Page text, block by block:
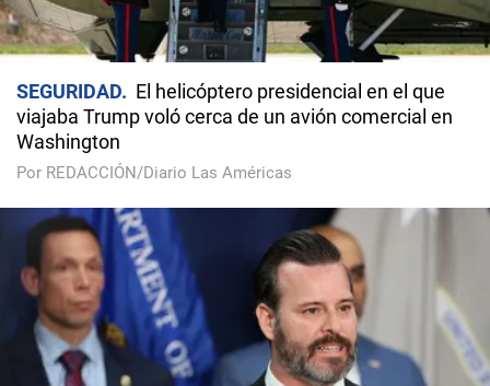
SEGURIDAD
El helicóptero presidencial en el que
viajaba Trump voló cerca de un avión comercial en
Washington
Por REDACCIÓN/Diario Las Américas